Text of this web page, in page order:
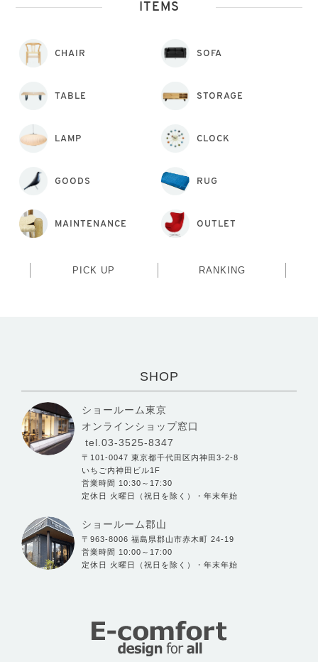
ITEMS
CHAIR SOFA
TABLE STORAGE
LAMP CLOCK
GOODS RUG
MAINTENANCE OUTLET
PICK UP RANKING
SHOP
ショールーム東京
オンラインショップ窓口
tel.03-3525-8347
〒101-0047 東京都千代田区内神田3-2-8
いちご内神田ビル1F
営業時間 10:30～17:30
定休日 火曜日（祝日を除く）・年末年始
ショールーム郡山
〒963-8006 福島県郡山市赤木町 24-19
営業時間 10:00～17:00
定休日 火曜日（祝日を除く）・年末年始